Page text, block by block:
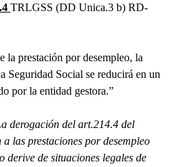
TRLGSS (DD Unica.3 b) RD-
la prestación por desempleo, la
Seguridad Social se reducirá en un
por la entidad gestora.”
derogación del art.214.4 del
las prestaciones por desempleo
derive de situaciones legales de